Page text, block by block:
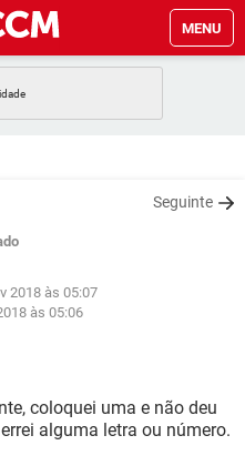
MENU
GMAIL
GMAIL
WHATSAPP
EXCEL
WHATSAPP
GMAIL
EXCEL
Seguinte
2018 às 05:07
às 05:06
coloquei uma e não deu
alguma letra ou número.